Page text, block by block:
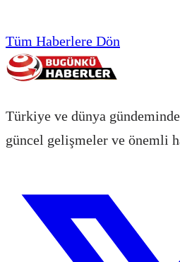
Tüm Haberlere Dön
Türkiye ve dünya
güncel gelişmeler ve önemli